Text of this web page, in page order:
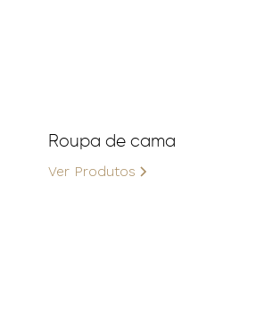
Roupa de cama
Ver Produtos